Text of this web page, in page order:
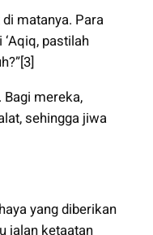
matanya. Para
pastilah
mereka,
sehingga jiwa
yang diberikan
jalan ketaatan